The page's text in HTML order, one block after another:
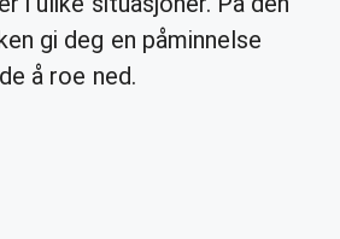
gi deg en påminnelse
å roe ned.